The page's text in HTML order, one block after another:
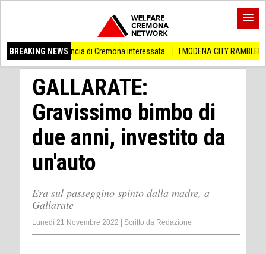
BREAKING NEWS
provincia di Cremona interessata. I MODENA CITY RAMBLERS
GALLARATE:
Gravissimo bimbo di
due anni, investito da
un'auto
Era sul passeggino spinto dalla madre, a
Gallarate
Lunedì 21 Novembre 2022 Scritto da Redazione